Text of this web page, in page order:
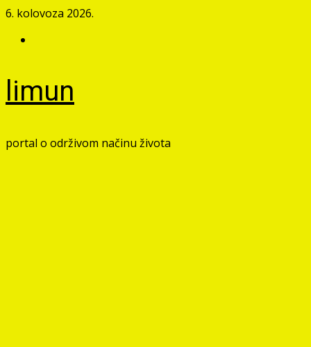
Skip
content
6. kolovoza 2026.
limun
portal o održivom načinu života